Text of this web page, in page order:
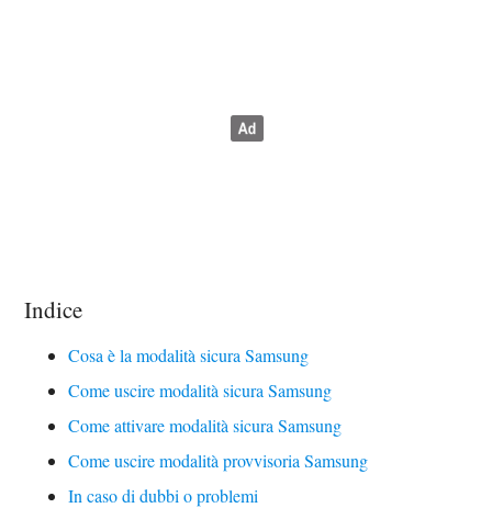
Indice
Cosa è la modalità sicura Samsung
Come uscire modalità sicura Samsung
Come attivare modalità sicura Samsung
Come uscire modalità provvisoria Samsung
In caso di dubbi o problemi